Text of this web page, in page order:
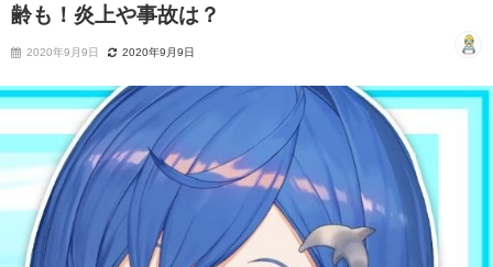
齢も！炎上や事故は？
2020年9月9日 2020年9月9日